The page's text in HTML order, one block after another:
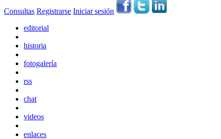
Consultas Registrarse Iniciar sesión
editorial
historia
fotogalería
rss
chat
videos
enlaces